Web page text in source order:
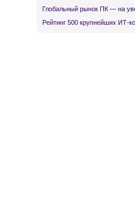
Глобальный рынок ПК — на
Рейтинг 500 крупнейших ИТ-